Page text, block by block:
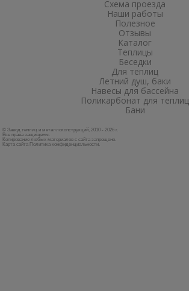
Схема проезда
Наши работы
Полезное
Отзывы
Каталог
Теплицы
Беседки
Для теплиц
Летний душ, баки
Навесы для бассейна
Поликарбонат для теплиц
Бани
© Завод теплиц и металлоконструкций, 2010 - 2026 г.
Все права защищены.
Копирование любых материалов с сайта запрещено.
Карта сайта Политика конфиденциальности.